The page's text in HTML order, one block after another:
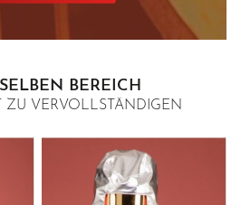
BEREICH
ZU VERVOLLSTÄNDIGEN